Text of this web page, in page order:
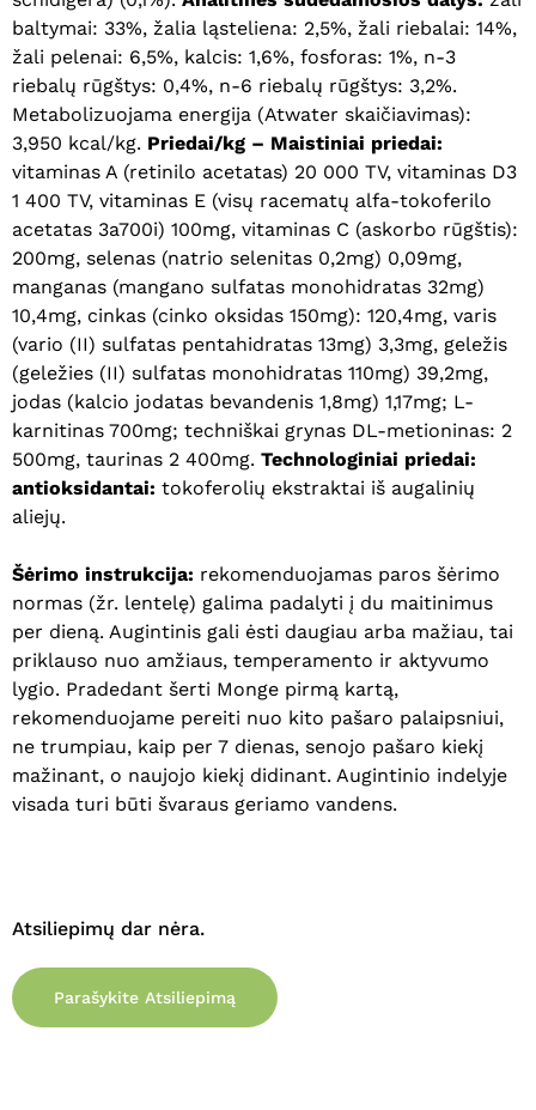
Krepšelyje nėra produktų.
Eiti Į Parduotuvę
baltymai: 33%, žalia ląsteliena: 2,5%, žali riebalai: 14%,
žali pelenai: 6,5%, kalcis: 1,6%, fosforas: 1%, n-3
riebalų rūgštys: 0,4%, n-6 riebalų rūgštys: 3,2%.
Metabolizuojama energija (Atwater skaičiavimas):
3,950 kcal/kg. Priedai/kg – Maistiniai priedai:
vitaminas A (retinilo acetatas) 20 000 TV, vitaminas D3
1 400 TV, vitaminas E (visų racematų alfa-tokoferilo
acetatas 3a700i) 100mg, vitaminas C (askorbo rūgštis):
200mg, selenas (natrio selenitas 0,2mg) 0,09mg,
manganas (mangano sulfatas monohidratas 32mg)
10,4mg, cinkas (cinko oksidas 150mg): 120,4mg, varis
(vario (II) sulfatas pentahidratas 13mg) 3,3mg, geležis
(geležies (II) sulfatas monohidratas 110mg) 39,2mg,
jodas (kalcio jodatas bevandenis 1,8mg) 1,17mg; L-
karnitinas 700mg; techniškai grynas DL-metioninas: 2
500mg, taurinas 2 400mg. Technologiniai priedai:
antioksidantai: tokoferolių ekstraktai iš augalinių
aliejų.
Šėrimo instrukcija: rekomenduojamas paros šėrimo
normas (žr. lentelę) galima padalyti į du maitinimus
per dieną. Augintinis gali ėsti daugiau arba mažiau, tai
priklauso nuo amžiaus, temperamento ir aktyvumo
lygio. Pradedant šerti Monge pirmą kartą,
rekomenduojame pereiti nuo kito pašaro palaipsniui,
ne trumpiau, kaip per 7 dienas, senojo pašaro kiekį
mažinant, o naujojo kiekį didinant. Augintinio indelyje
visada turi būti švaraus geriamo vandens.
Atsiliepimų dar nėra.
Parašykite Atsiliepimą